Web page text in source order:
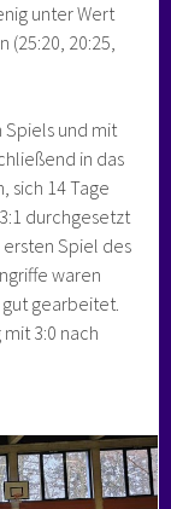
unter Wert
(25:20, 20:25,
Spiels und mit
in das
sich 14 Tage
durchgesetzt
Spiel des
waren
gearbeitet.
3:0 nach